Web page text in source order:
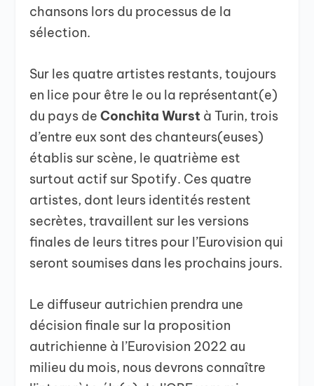
chansons lors du processus de la
sélection.
Sur les quatre artistes restants, toujours
en lice pour être le ou la représentant(e)
du pays deConchita Wurst à Turin, trois
d’entre eux sont des chanteurs(euses)
établis sur scène, le quatrième est
surtout actif sur Spotify. Ces quatre
artistes, dont leurs identités restent
secrètes, travaillent sur les versions
finales de leurs titres pour l’Eurovision qui
seront soumises dans les prochains jours.
Le diffuseur autrichien prendra une
décision finale sur la proposition
autrichienne à l’Eurovision 2022 au
milieu du mois, nous devrons connaître